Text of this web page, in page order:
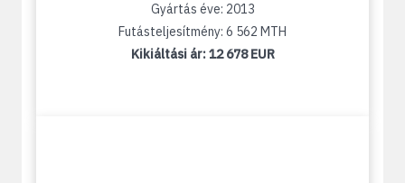
Gyártás éve: 2013
Futásteljesítmény: 6 562 MTH
Kikiáltási ár:12 678 EUR